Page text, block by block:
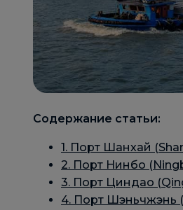
Содержание статьи:
1. Порт Шанхай
2. Порт Нинбо
3. Порт Циндао
4. Порт Шэньчжэнь